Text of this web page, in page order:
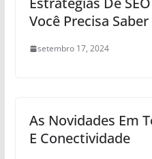
Você Precisa Saber
setembro 17, 2024
As Novidades Em
E Conectividade